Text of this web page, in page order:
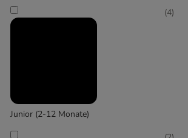
Ohrenpflege
Demavic
Designed by Lotte
Junior (2-12 Monate)
(4)